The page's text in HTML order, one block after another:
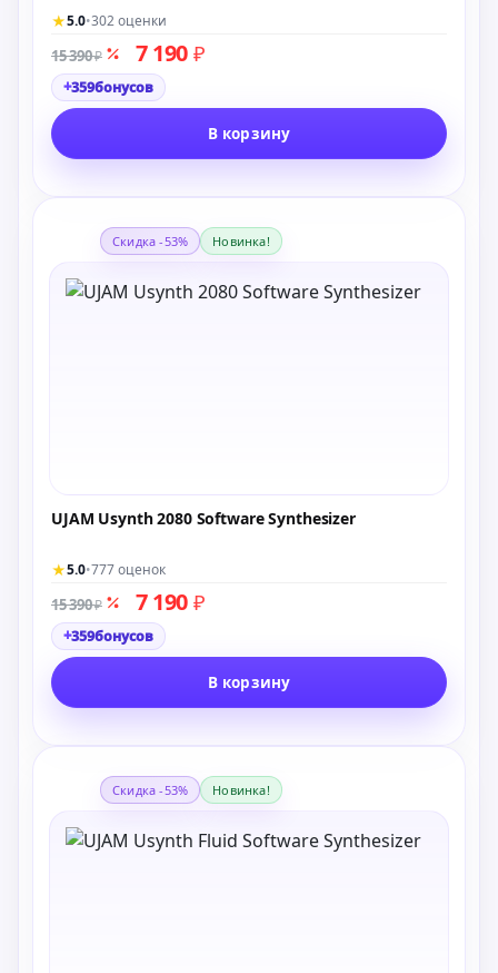
★5.0•302 оценки
15 390₽ 7 190 ₽
+359бонусов
В корзину
Скидка -53% Новинка!
UJAM Usynth 2080 Software Synthesizer
★5.0•777 оценок
15 390₽ 7 190 ₽
+359бонусов
В корзину
Скидка -53% Новинка!